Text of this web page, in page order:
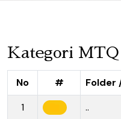
Kategori MTQ
No #
Folder
1
..